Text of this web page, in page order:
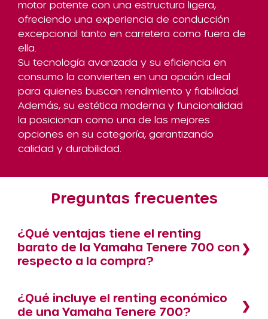
motor potente con una estructura ligera,
ofreciendo una experiencia de conducción
excepcional tanto en carretera como fuera de
ella.
Su tecnología avanzada y su eficiencia en
consumo la convierten en una opción ideal
para quienes buscan rendimiento y fiabilidad.
Además, su estética moderna y funcionalidad
la posicionan como una de las mejores
opciones en su categoría, garantizando
calidad y durabilidad.
Preguntas frecuentes
¿Qué ventajas tiene el renting
barato de la Yamaha Tenere 700 con
respecto a la compra?
¿Qué incluye el renting económico
de una Yamaha Tenere 700?